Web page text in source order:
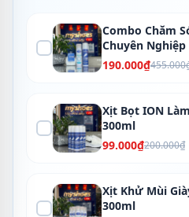
Combo Chăm
Chuyên Nghiệp
190.000₫
Xịt Bọt ION
300ml
99.000₫200.000₫
Xịt Khử Mùi
300ml